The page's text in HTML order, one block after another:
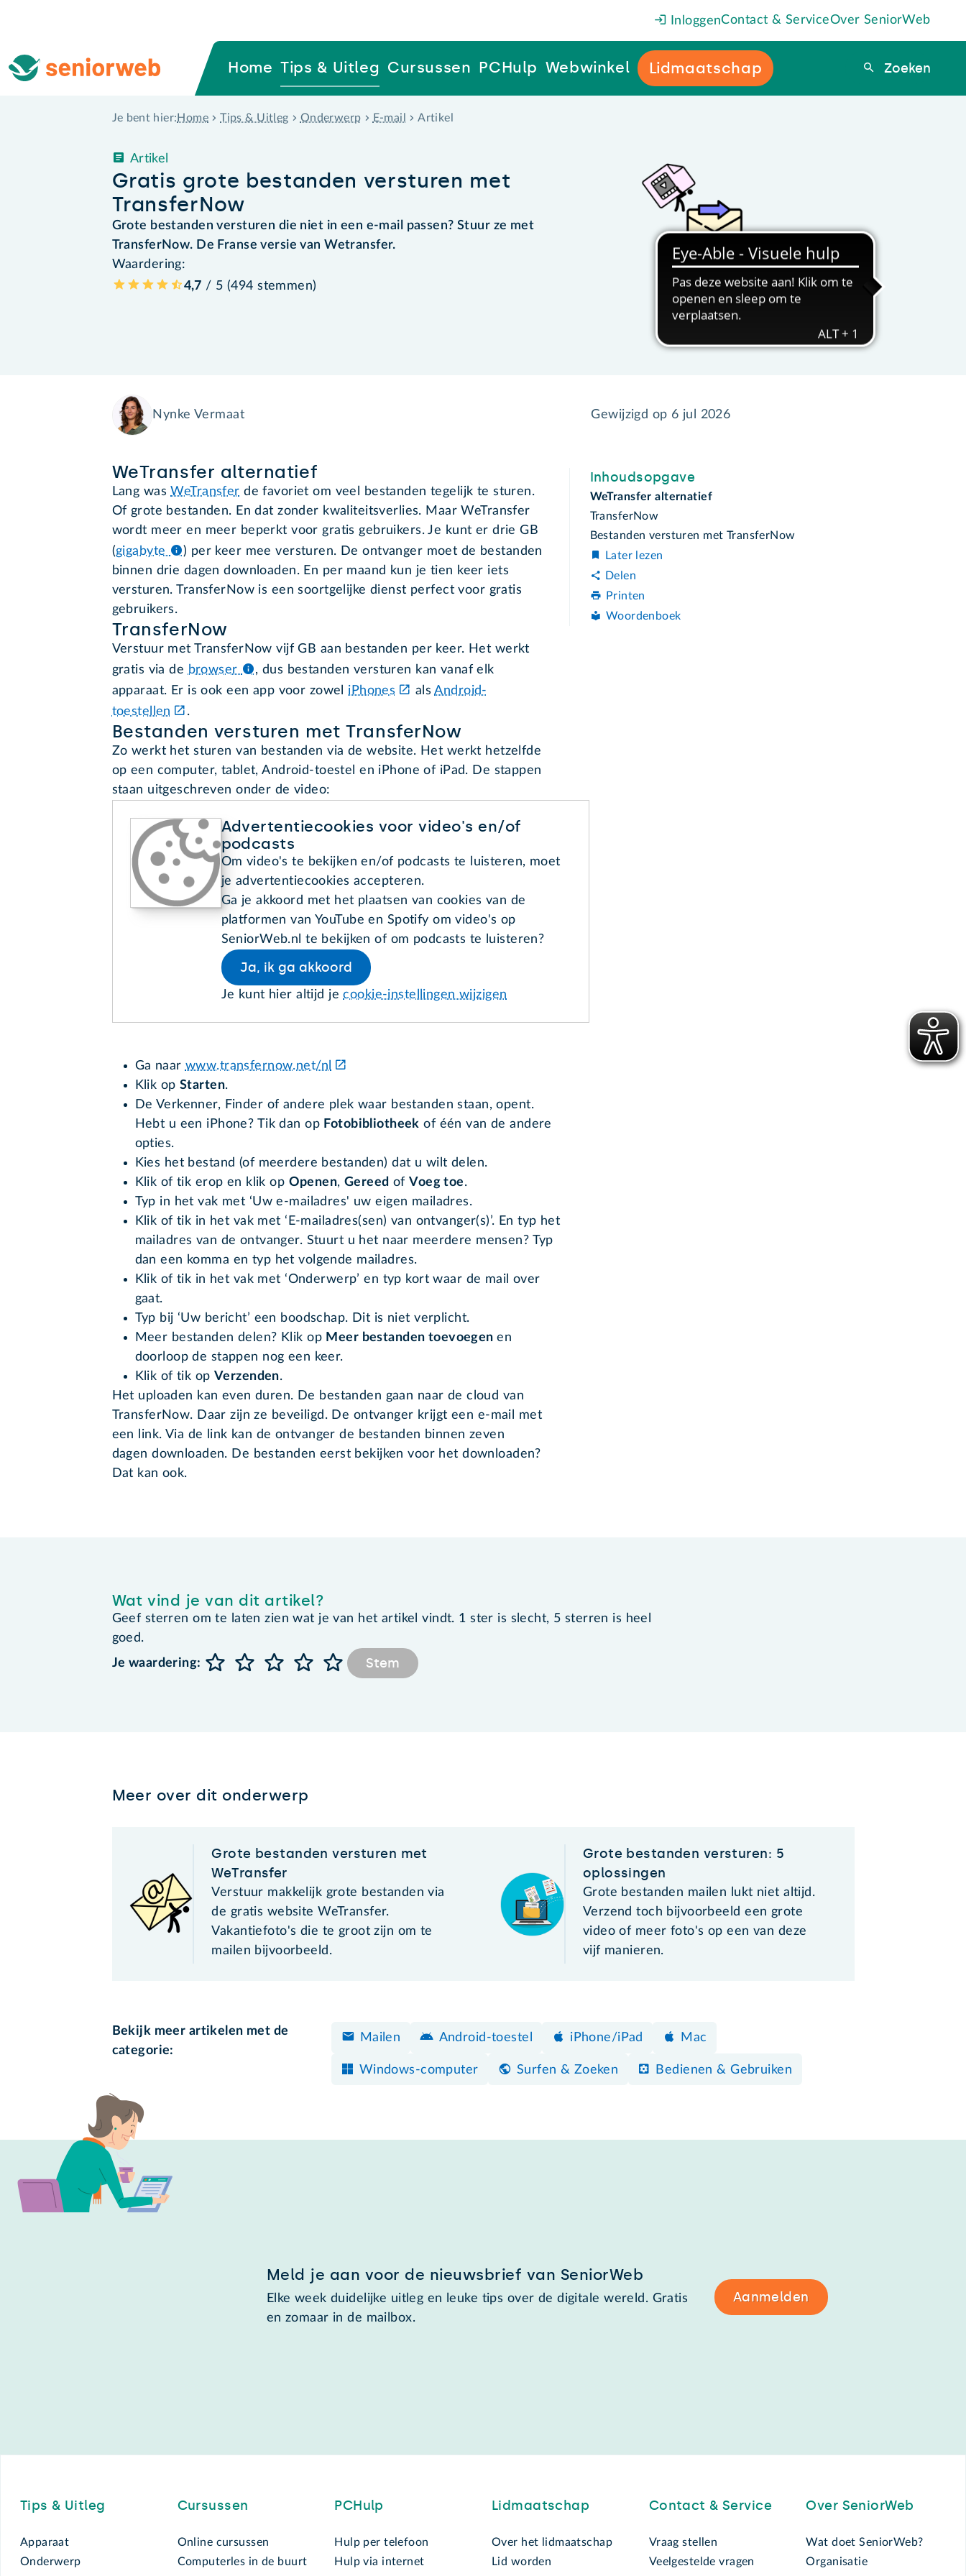
InloggenContact & ServiceOver SeniorWeb
Home Tips & Uitleg Cursussen PCHulp Webwinkel Lidmaatschap Zoeken
Zoeken
Je bent hier: Home Tips & Uitleg Onderwerp E-mail Artikel
Gratis grote bestanden versturen met
TransferNow
Artikel
Grote bestanden versturen die niet in een e-mail passen? Stuur ze met
TransferNow. De Franse versie van Wetransfer.
Waardering:
4,7 / 5 (494 stemmen)
Nynke Vermaat Gewijzigd op 6 jul 2026
WeTransfer alternatief
Lang wasWeTransfer de favoriet om veel bestanden tegelijk te sturen.
Of grote bestanden. En dat zonder kwaliteitsverlies. Maar WeTransfer
wordt meer en meer beperkt voor gratis gebruikers. Je kunt er drie GB
(gigabyte
) per keer mee versturen. De ontvanger moet de bestanden
binnen drie dagen downloaden. En per maand kun je tien keer iets
versturen. TransferNow is een soortgelijke dienst perfect voor gratis
gebruikers.
TransferNow
Verstuur met TransferNow vijf GB aan bestanden per keer. Het werkt
gratis via de browser , dus bestanden versturen kan vanaf elk
apparaat. Er is ook een app voor zowel iPhones alsAndroid-
toestellen
.
Bestanden versturen met TransferNow
Zo werkt het sturen van bestanden via de website. Het werkt hetzelfde
op een computer, tablet, Android-toestel en iPhone of iPad. De stappen
staan uitgeschreven onder de video:
Advertentiecookies voor video's en/of
podcasts
Om video's te bekijken en/of podcasts te luisteren, moet
je advertentiecookies accepteren.
Ga je akkoord met het plaatsen van cookies van de
platformen van YouTube en Spotify om video's op
SeniorWeb.nl te bekijken of om podcasts te luisteren?
Ja, ik ga akkoord
Je kunt hier altijd jecookie-instellingen wijzigen
Ga naar www.transfernow.net/nl
Klik op Starten.
De Verkenner, Finder of andere plek waar bestanden staan, opent.
Hebt u een iPhone? Tik dan op Fotobibliotheek of één van de andere
opties.
Kies het bestand (of meerdere bestanden) dat u wilt delen.
Klik of tik erop en klik op Openen,Gereed ofVoeg toe.
Typ in het vak met ‘Uw e-mailadres' uw eigen mailadres.
Klik of tik in het vak met ‘E-mailadres(sen) van ontvanger(s)’. En typ het
mailadres van de ontvanger. Stuurt u het naar meerdere mensen? Typ
dan een komma en typ het volgende mailadres.
Klik of tik in het vak met ‘Onderwerp’ en typ kort waar de mail over
gaat.
Typ bij ‘Uw bericht’ een boodschap. Dit is niet verplicht.
Meer bestanden delen? Klik op Meer bestanden toevoegenen
doorloop de stappen nog een keer.
Klik of tik op Verzenden.
Het uploaden kan even duren. De bestanden gaan naar de cloud van
TransferNow. Daar zijn ze beveiligd. De ontvanger krijgt een e-mail met
een link. Via de link kan de ontvanger de bestanden binnen zeven
dagen downloaden. De bestanden eerst bekijken voor het downloaden?
Dat kan ook.
Inhoudsopgave
WeTransfer alternatief
TransferNow
Bestanden versturen met TransferNow
Later lezen
Delen
Printen
Woordenboek
Wat vind je van dit artikel?
Geef sterren om te laten zien wat je van het artikel vindt. 1 ster is slecht, 5 sterren is heel
goed.
Je waardering:
Stem
Meer over dit onderwerp
Grote bestanden versturen met
WeTransfer
Verstuur makkelijk grote bestanden via
de gratis website WeTransfer.
Vakantiefoto's die te groot zijn om te
mailen bijvoorbeeld.
Grote bestanden versturen: 5
oplossingen
Grote bestanden mailen lukt niet altijd.
Verzend toch bijvoorbeeld een grote
video of meer foto's op een van deze
vijf manieren.
Bekijk meer artikelen met de
categorie:
Mailen Android-toestel iPhone/iPad Mac
Windows-computer Surfen & Zoeken Bedienen & Gebruiken
Meld je aan voor de nieuwsbrief van SeniorWeb
Elke week duidelijke uitleg en leuke tips over de digitale wereld. Gratis
en zomaar in de mailbox.
Aanmelden
Tips & Uitleg
Apparaat
Onderwerp
Cursussen
Online cursussen
Computerles in de buurt
PCHulp
Hulp per telefoon
Hulp via internet
Lidmaatschap
Over het lidmaatschap
Lid worden
Contact & Service
Vraag stellen
Veelgestelde vragen
Over SeniorWeb
Wat doet SeniorWeb?
Organisatie